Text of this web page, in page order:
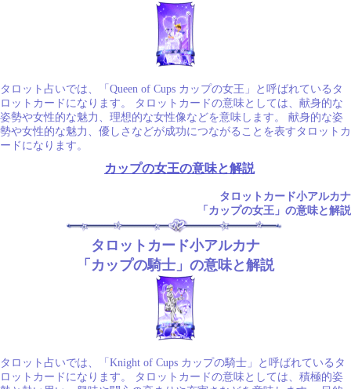
タロット占いでは、「Queen of Cups カップの女王」と呼ばれているタ
ロットカードになります。 タロットカードの意味としては、献身的な
姿勢や女性的な魅力、理想的な女性像などを意味します。 献身的な姿
勢や女性的な魅力、優しさなどが成功につながることを表すタロットカ
ードになります。
カップの女王の意味と解説
タロットカード小アルカナ
「カップの女王」の意味と解説
タロットカード小アルカナ
「カップの騎士」の意味と解説
タロット占いでは、「Knight of Cups カップの騎士」と呼ばれているタ
ロットカードになります。 タロットカードの意味としては、積極的姿